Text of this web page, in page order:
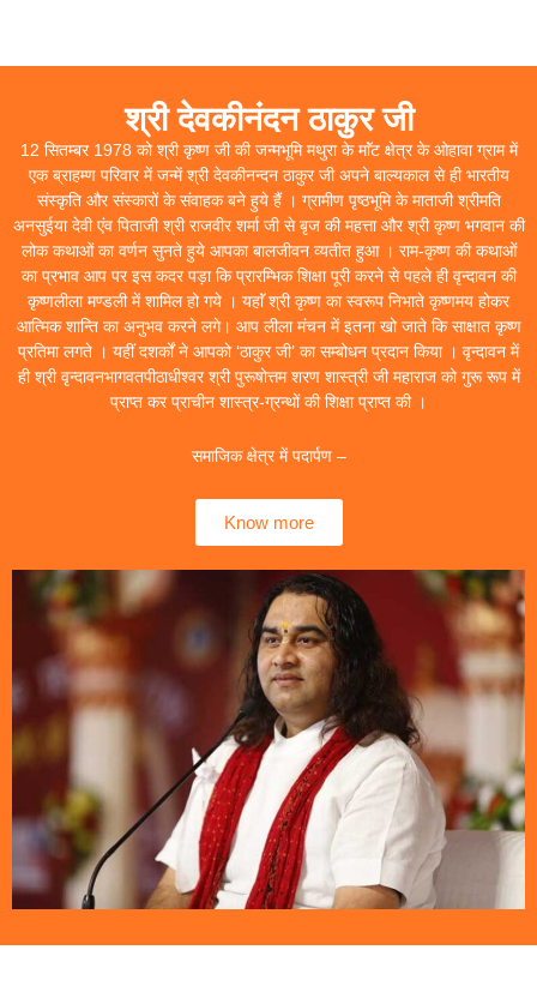
श्री देवकीनंदन ठाकुर जी
12 सितम्बर 1978 को श्री कृष्ण जी की जन्मभूमि मथुरा के माॅंट क्षेत्र के ओहावा ग्राम में
एक ब्राहम्ण परिवार में जन्में श्री देवकीनन्दन ठाकुर जी अपने बाल्यकाल से ही भारतीय
संस्कृति और संस्कारों के संवाहक बने हुये हैं । ग्रामीण पृष्ठभूमि के माताजी श्रीमति
अनसुईया देवी एंव पिताजी श्री राजवीर शर्मा जी से बृज की महत्ता और श्री कृष्ण भगवान की
लोक कथाओं का वर्णन सुनते हुये आपका बालजीवन व्यतीत हुआ । राम-कृष्ण की कथाओं
का प्रभाव आप पर इस कदर पड़ा कि प्रारम्भिक शिक्षा पूरी करने से पहले ही वृन्दावन की
कृष्णलीला मण्डली में शामिल हो गये । यहाॅं श्री कृष्ण का स्वरूप निभाते कृष्णमय होकर
आत्मिक शान्ति का अनुभव करने लगे। आप लीला मंचन में इतना खो जाते कि साक्षात कृष्ण
प्रतिमा लगते । यहीं दशर्कों ने आपको ‘ठाकुर जी’ का सम्बोधन प्रदान किया । वृन्दावन में
ही श्री वृन्दावनभागवतपीठाधीश्वर श्री पुरूषोत्तम शरण शास्त्री जी महाराज को गुरू रूप में
प्राप्त कर प्राचीन शास्त्र-ग्रन्थों की शिक्षा प्राप्त की ।
समाजिक क्षेत्र में पदार्पण –
Know more